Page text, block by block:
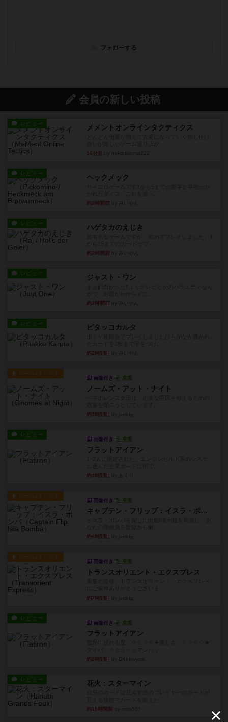
フォローする
会員の新しい投稿
レビュー メメントオンラインタクティクス
16分前
レビュー ヘックメック
約2時間前
レビュー ハゲタカのえじき
約2時間前
レビュー ジャスト・ワン
約2時間前
レビュー ピタッコカルタ
約2時間前
ルール/インスト
画像付き 充実
ノームズ・アット・ナイト
約3時間前
レビュー
画像付き 充実
フラットアイアン
約3時間前
ルール/インスト
画像付き 充実
キャプテン・フリップ：イスラ・ボンバ
約6時間前
ルール/インスト
画像付き 充実
トランスオリエント・エクスプレス
約7時間前
レビュー
画像付き 充実
フラットアイアン
約8時間前
レビュー 花火：スターマイン
約10時間前